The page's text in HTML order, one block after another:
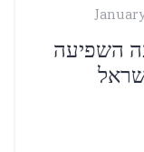
השפיעה